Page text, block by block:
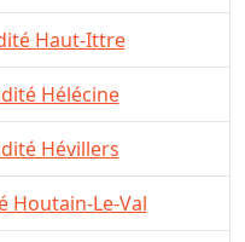
Haut-Ittre
Hélécine
Hévillers
Houtain-Le-Val